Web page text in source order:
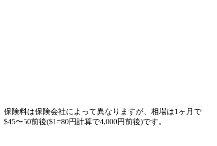
保険料は保険会社によって異なりますが、相場は1ヶ月で
$45〜50前後($1=80円計算で4,000円前後)です。